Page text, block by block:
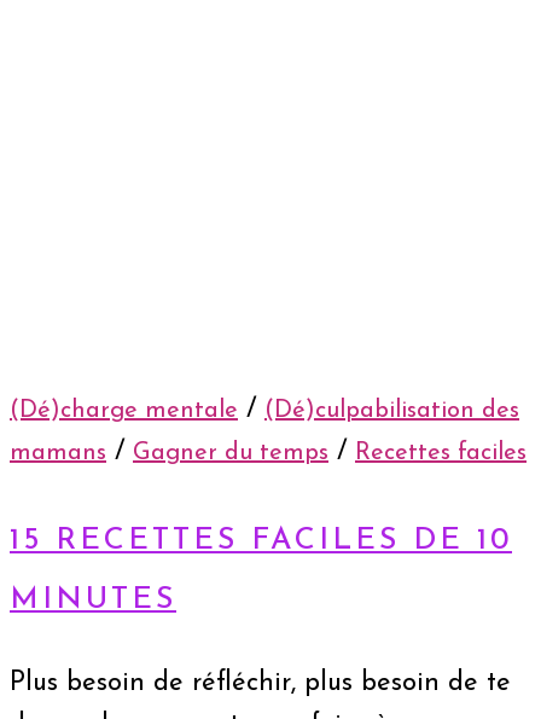
(Dé)charge mentale / (Dé)culpabilisation des
mamans / Gagner du temps / Recettes faciles
15 RECETTES FACILES DE 10
MINUTES
Plus besoin de réfléchir, plus besoin de te